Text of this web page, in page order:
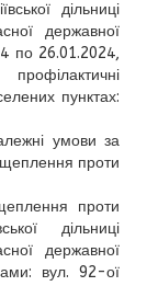
дільниці
державної
по 26.01.2024,
пунктах:
умови за
проти
проти
дільниці
державної
вул. 92-ої